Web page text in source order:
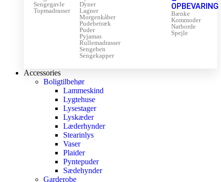
Sengegavle
Topmadrasser
Dyner
Lagner
Morgenkåber
Pudebetræk
Puder
Pyjamas
Rullemadrasser
Sengeben
Sengekapper
OPBEVARING
Bænke
Kommoder
Natborde
Spejle
Accessories
Boligtilbehør
Lammeskind
Lygtehuse
Lysestager
Lyskæder
Læderhynder
Stearinlys
Vaser
Plaider
Pyntepuder
Sædehynder
Garderobe